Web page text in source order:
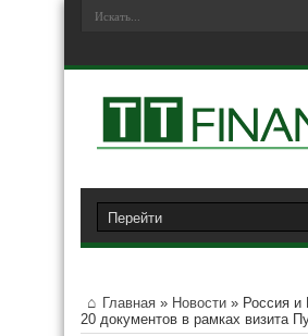
Главная » Новости » Россия и
20 документов в рамках визита